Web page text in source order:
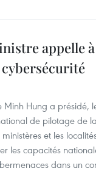
appelle
Minh Hung a
de pilotage de
et les
les capacités
dans un